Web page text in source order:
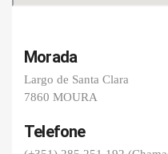
Morada
Largo de Santa Clara
7860 MOURA
Telefone